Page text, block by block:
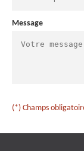
Message
(*) Champs